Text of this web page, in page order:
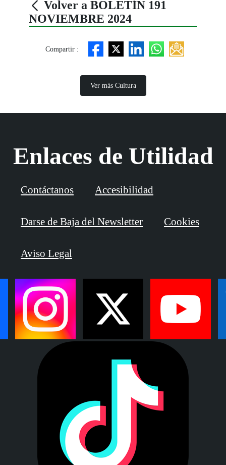
Volver a BOLETÍN 191
NOVIEMBRE 2024
Compartir :
Ver más Cultura
Enlaces de Utilidad
Contáctanos Accesibilidad
Darse de Baja del Newsletter Cookies
Aviso Legal